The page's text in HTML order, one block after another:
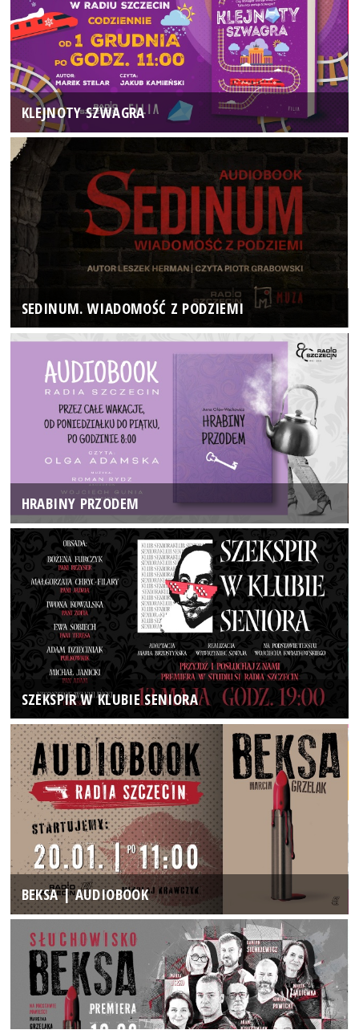
KLEJNOTY SZWAGRA
SEDINUM. WIADOMOŚĆ Z PODZIEMI
HRABINY PRZODEM
SZEKSPIR W KLUBIE SENIORA
BEKSA | AUDIOBOOK